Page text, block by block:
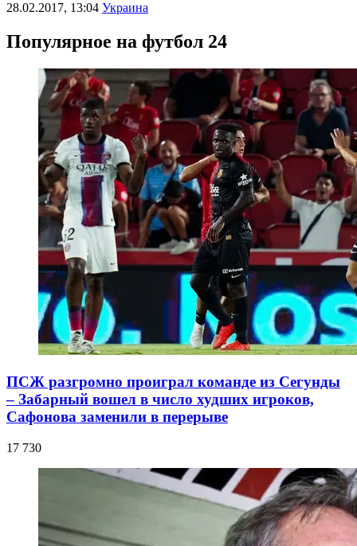
28.02.2017, 13:04 Украина
Популярное на футбол 24
ПСЖ разгромно проиграл команде из Сегунды
– Забарный вошел в число худших игроков,
Сафонова заменили в перерыве
17 730